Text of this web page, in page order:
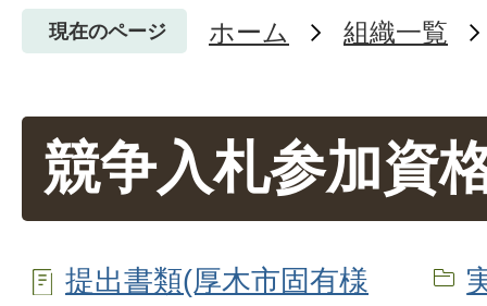
現在のページ ホーム 組織一覧
競争入札参加資
提出書類(厚木市固有様